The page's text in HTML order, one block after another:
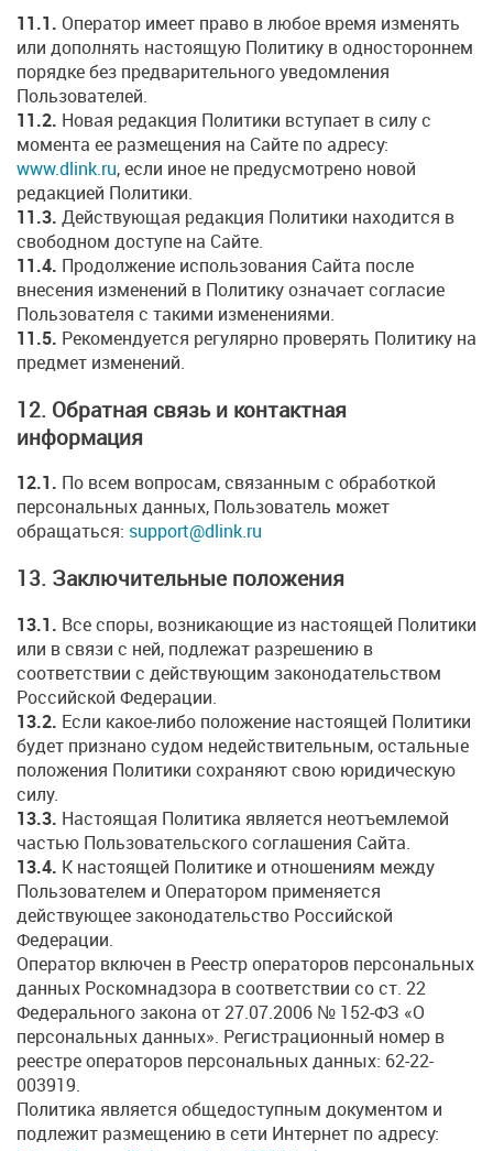
11.1. Оператор имеет право в любое время изменять
или дополнять настоящую Политику в одностороннем
порядке без предварительного уведомления
Пользователей.
11.2. Новая редакция Политики вступает в силу с
момента ее размещения на Сайте по адресу:
www.dlink.ru, если иное не предусмотрено новой
редакцией Политики.
11.3. Действующая редакция Политики находится в
свободном доступе на Сайте.
11.4. Продолжение использования Сайта после
внесения изменений в Политику означает согласие
Пользователя с такими изменениями.
11.5. Рекомендуется регулярно проверять Политику на
предмет изменений.
12. Обратная связь и контактная
информация
12.1. По всем вопросам, связанным с обработкой
персональных данных, Пользователь может
обращаться: support@dlink.ru
13. Заключительные положения
13.1. Все споры, возникающие из настоящей Политики
или в связи с ней, подлежат разрешению в
соответствии с действующим законодательством
Российской Федерации.
13.2. Если какое-либо положение настоящей Политики
будет признано судом недействительным, остальные
положения Политики сохраняют свою юридическую
силу.
13.3. Настоящая Политика является неотъемлемой
частью Пользовательского соглашения Сайта.
13.4. К настоящей Политике и отношениям между
Пользователем и Оператором применяется
действующее законодательство Российской
Федерации.
Оператор включен в Реестр операторов персональных
данных Роскомнадзора в соответствии со ст. 22
Федерального закона от 27.07.2006 № 152-ФЗ «О
персональных данных». Регистрационный номер в
реестре операторов персональных данных: 62-22-
003919.
Политика является общедоступным документом и
подлежит размещению в сети Интернет по адресу: